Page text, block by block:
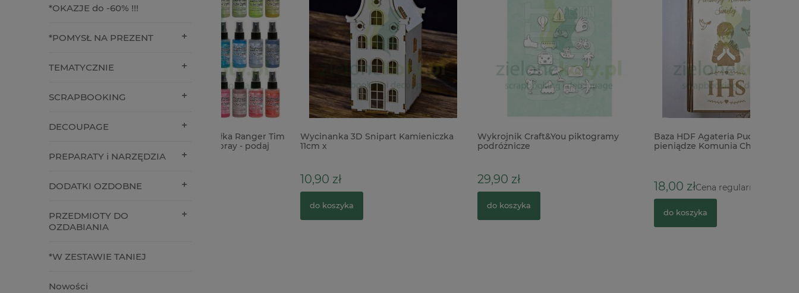
*OKAZJE do -60% !!!
*POMYSŁ NA PREZENT
TEMATYCZNIE
SCRAPBOOKING
DECOUPAGE
PREPARATY i NARZĘDZIA
DODATKI OZDOBNE
PRZEDMIOTY DO
OZDABIANIA
*W ZESTAWIE TANIEJ
Nowości
kolor
Wycinanka 3D Snipart Kamieniczka
11cm x
Wykrojnik Craft&You piktogramy
Baza HDF Agateria Pudełko na
pieniądze Komunia Chłopiec 20cm
Cena regularna:25,90 zł